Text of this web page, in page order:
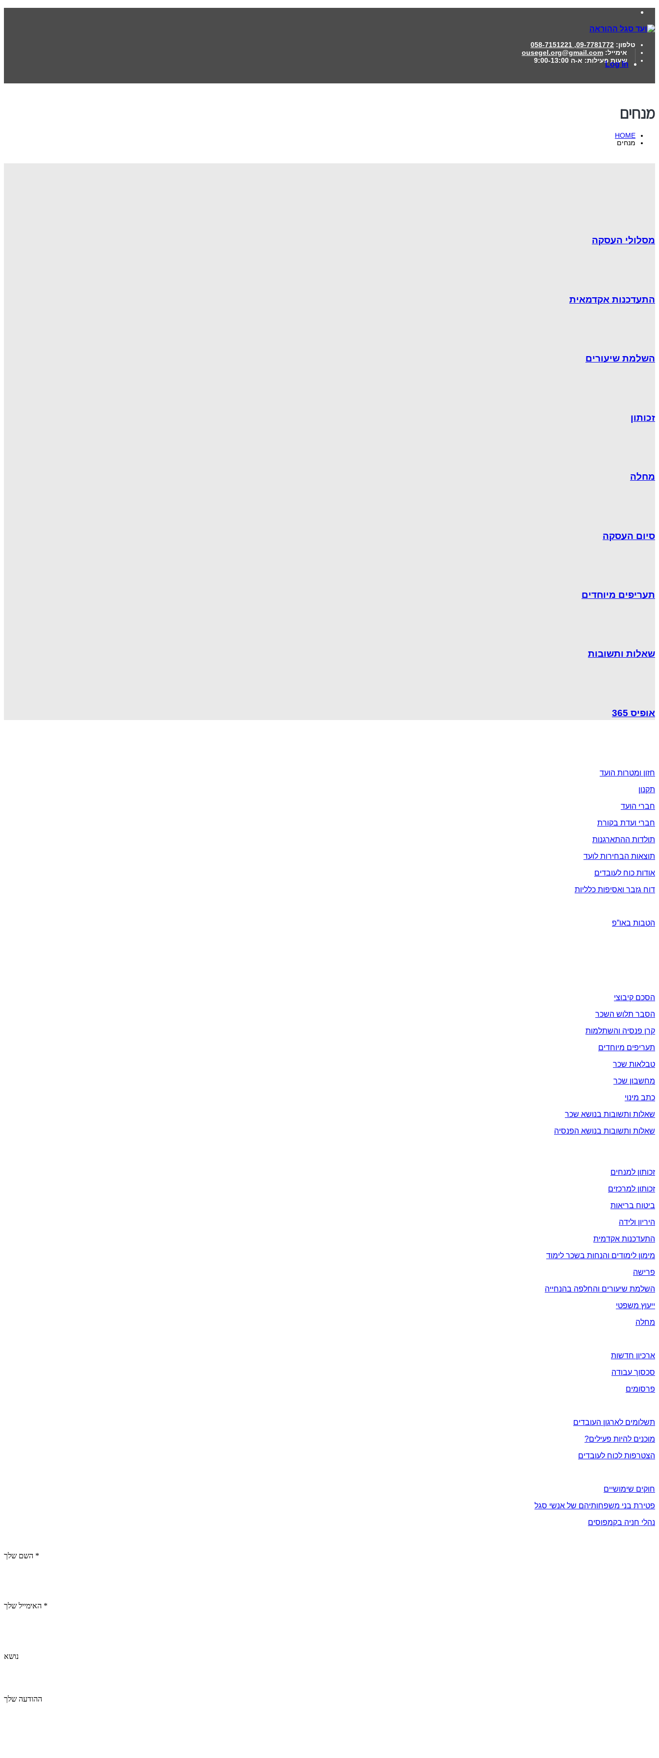
טלפון: 09-7781772, 058-7151221
אימייל: ousegel.org@gmail.com
שעות פעילות: א-ה 9:00-13:00 Log In
מנחים
HOME
מנחים
מסלולי העסקה
התעדכנות אקדמאית
השלמת שיעורים
זכותון
מחלה
סיום העסקה
תעריפים מיוחדים
שאלות ותשובות
אופיס 365
חזון ומטרות הועד
תקנון
חברי הועד
חברי ועדת בקורת
תולדות ההתארגנות
תוצאות הבחירות לועד
אודות כוח לעובדים
דוח גזבר ואסיפות כלליות
הטבות באו”פ
הסכם קיבוצי
הסבר תלוש השכר
קרן פנסיה והשתלמות
תעריפים מיוחדים
טבלאות שכר
מחשבון שכר
כתב מינוי
שאלות ותשובות בנושא שכר
שאלות ותשובות בנושא הפנסיה
זכותון למנחים
זכותון למרכזים
ביטוח בריאות
היריון ולידה
התעדכנות אקדמית
מימון לימודים והנחות בשכר לימוד
פרישה
השלמת שיעורים והחלפה בהנחייה
ייעוץ משפטי
מחלה
ארכיון חדשות
סכסוך עבודה
פרסומים
תשלומים לארגון העובדים
מוכנים להיות פעילים?
הצטרפות לכוח לעובדים
חוקים שימושיים
פטירת בני משפחותיהם של אנשי סגל
נהלי חניה בקמפוסים
השם שלך *
האימייל שלך *
נושא
ההודעה שלך